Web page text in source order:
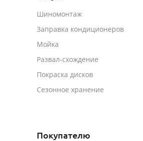
Шиномонтаж
Заправка кондиционеров
Мойка
Развал-схождение
Покраска дисков
Сезонное хранение
Покупателю